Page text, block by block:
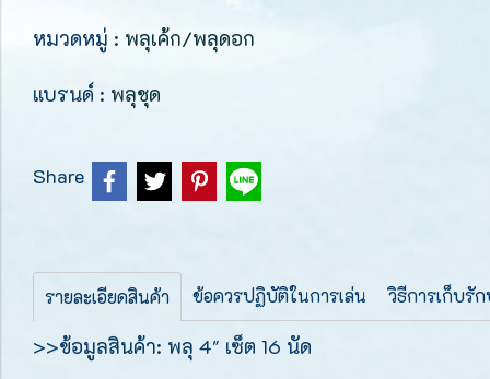
หมวดหมู่ : พลุเค้ก/พลุดอก
แบรนด์ : พลุชุด
Share
รายละเอียดสินค้า ข้อควรปฏิบัติในการเล่น วิธีการเก็บรั
>>ข้อมูลสินค้า: พลุ 4" เซ็ต 16 นัด